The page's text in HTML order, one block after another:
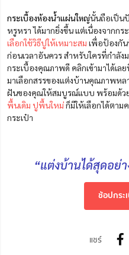
กระเบื้องห้องน้ำแผ่นใหญ่นั้นถือเป็น
หรูหรา ได้มากยิ่งขึ้น แต่เนื่องจากก
เลือกใช้วิธีปูให้เหมาะสม เพื่อป้องกั
ก่อนเวลาอันควร สำหรับใครที่กำลัง
กระเบื้องคุณภาพดี คลิกเข้ามาได้เล
มาเลือกสรรของแต่งบ้านคุณภาพห
ฝันของคุณให้สมบูรณ์แบบ พร้อมด้ว
พื้นเดิม ปูพื้นใหม่ก็มีให้เลือกได้ตาม
กระเป๋า
“แต่งบ้านได้สุดอย่
ช้อปกระ
แชร์